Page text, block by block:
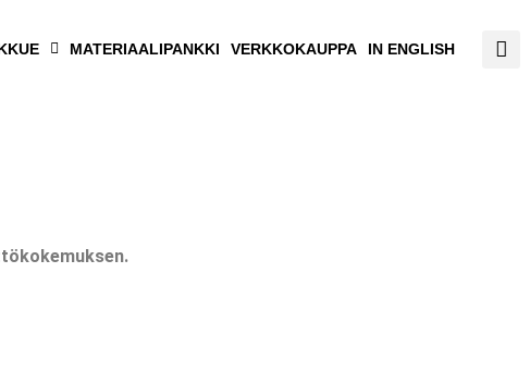
MATERIAALIPANKKI VERKKOKAUPPA IN ENGLISH